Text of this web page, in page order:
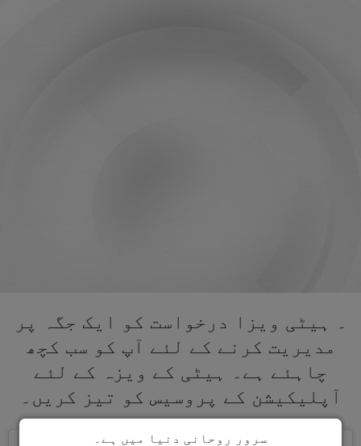
۔ ہیٹی ویزا درخواست کو ایک جگہ پر
مدیریت کرنے کے لئے آپ کو سب کچھ
چاہئے ہے۔ ہیٹی کے ویزہ کے لئے
آپلیکیشن کے پروسیس کو تیز کریں۔
سرور روحانی دنیا میں ہے۔